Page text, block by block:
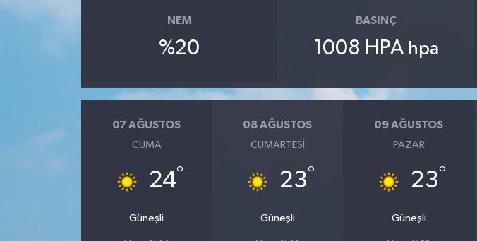
NEM
%20
BASINÇ
1008 HPA hpa
07 AĞUSTOS
CUMA
24°
Güneşli
08 AĞUSTOS
CUMARTESI
23°
Güneşli
09 AĞUSTOS
PAZAR
23°
Güneşli